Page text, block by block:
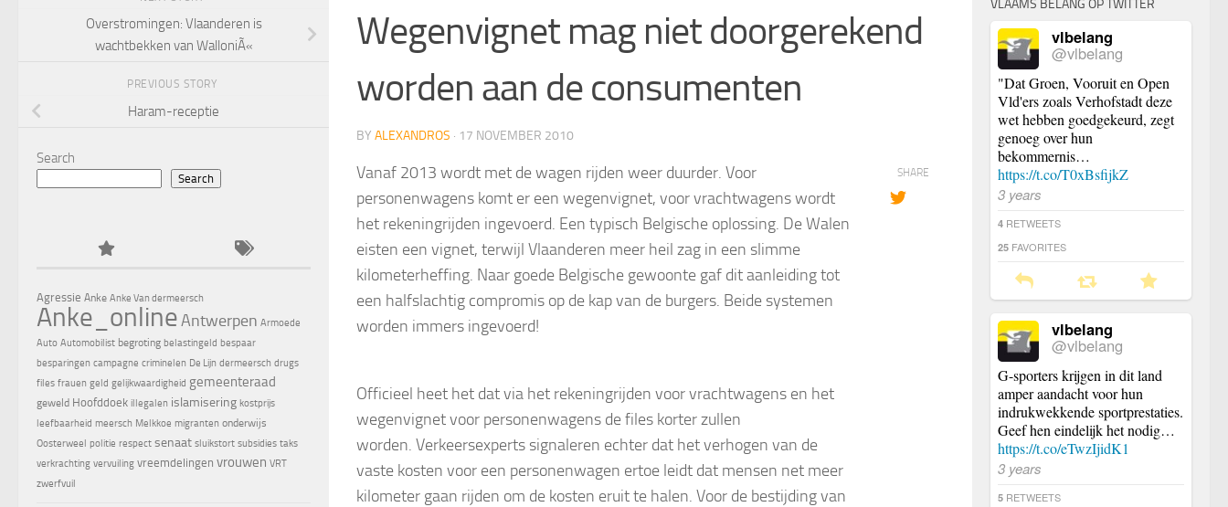
Wegenvignet mag niet doorgerekend
worden aan de consumenten
BY ALEXANDROS · 17 NOVEMBER 2010
Vanaf 2013 wordt met de wagen rijden weer duurder. Voor
personenwagens komt er een wegenvignet, voor vrachtwagens wordt
het rekeningrijden ingevoerd. Een typisch Belgische oplossing. De Walen
eisten een vignet, terwijl Vlaanderen meer heil zag in een slimme
kilometerheffing. Naar goede Belgische gewoonte gaf dit aanleiding tot
een halfslachtig compromis op de kap van de burgers. Beide systemen
worden immers ingevoerd!
Officieel heet het dat via het rekeningrijden voor vrachtwagens en het
wegenvignet voor personenwagens de files korter zullen
worden. Verkeersexperts signaleren echter dat het verhogen van de
vaste kosten voor een personenwagen ertoe leidt dat mensen net meer
kilometer gaan rijden om de kosten eruit te halen. Voor de bestijding van
SHARE
Overstromingen: Vlaanderen is
wachtbekken van WalloniÃ«
PREVIOUS STORY
Haram-receptie
Search
Search
Agressie Anke Anke Van dermeersch
Anke_onlineAntwerpen Armoede
Auto Automobilist begroting belastingeld bespaar
besparingen campagne criminelen De Lijn dermeersch drugs
files frauen geld gelijkwaardigheid gemeenteraad
geweld Hoofddoek illegalen islamisering kostprijs
leefbaarheid meersch Melkkoe migranten onderwijs
Oosterweel politie respect senaat sluikstort subsidies taks
verkrachting vervuiling vreemdelingen vrouwen VRT
zwerfvuil
VLAAMS BELANG OP TWITTER
vlbelang
@vlbelang
"Dat Groen, Vooruit en Open
Vld'ers zoals Verhofstadt deze
wet hebben goedgekeurd, zegt
genoeg over hun
bekommernis…
https://t.co/T0xBsfijkZ
3 years
4 RETWEETS
25 FAVORITES
vlbelang
@vlbelang
G-sporters krijgen in dit land
amper aandacht voor hun
indrukwekkende sportprestaties.
Geef hen eindelijk het nodig…
https://t.co/eTwzIjidK1
3 years
5 RETWEETS